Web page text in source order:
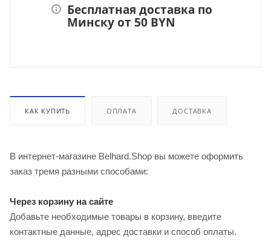
Бесплатная доставка по
Минску от 50 BYN
КАК КУПИТЬ ОПЛАТА ДОСТАВКА
В интернет-магазине Belhard.Shop вы можете оформить
заказ тремя разными способами:
Через корзину на сайте
Добавьте необходимые товары в корзину, введите
контактные данные, адрес доставки и способ оплаты.